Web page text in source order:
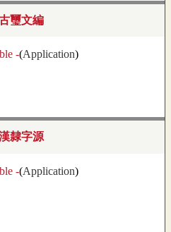
璽文編
-(Application)
隸字源
-(Application)